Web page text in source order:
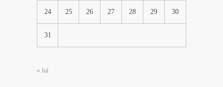
24 25 26 27 28 29 30
31
« Jul